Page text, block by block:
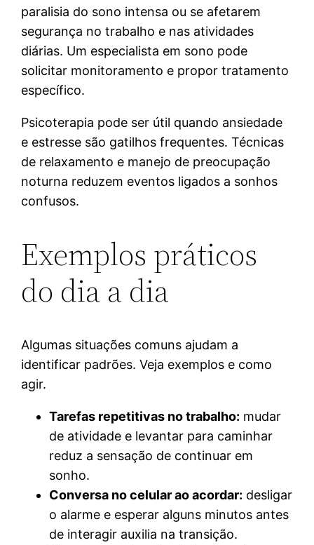
paralisia do sono intensa ou se afetarem
segurança no trabalho e nas atividades
diárias. Um especialista em sono pode
solicitar monitoramento e propor tratamento
específico.
Psicoterapia pode ser útil quando ansiedade
e estresse são gatilhos frequentes. Técnicas
de relaxamento e manejo de preocupação
noturna reduzem eventos ligados a sonhos
confusos.
Exemplos práticos
do dia a dia
Algumas situações comuns ajudam a
identificar padrões. Veja exemplos e como
agir.
Tarefas repetitivas no trabalho: mudar
de atividade e levantar para caminhar
reduz a sensação de continuar em
sonho.
Conversa no celular ao acordar: desligar
o alarme e esperar alguns minutos antes
de interagir auxilia na transição.